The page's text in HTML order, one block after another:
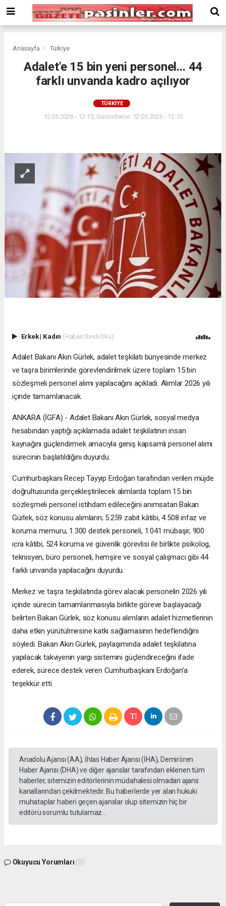
Bonusu
Veren
deneme
Veren
Siteler
Anasayfa Türkiye
Adalet'e 15 bin yeni personel... 44
farklı unvanda kadro açılıyor
TÜRKIYE
12.05.2026 - 12:15, Güncelleme: 12.05.2026 - 12:15
Erkek| Kadın (Haberi Sesli Oku)
Adalet Bakanı Akın Gürlek, adalet teşkilatı bünyesinde merkez
ve taşra birimlerinde görevlendirilmek üzere toplam 15 bin
sözleşmeli personel alımı yapılacağını açıkladı. Alımlar 2026 yılı
içinde tamamlanacak.
ANKARA (İGFA) - Adalet Bakanı Akın Gürlek, sosyal medya
hesabından yaptığı açıklamada adalet teşkilatının insan
kaynağını güçlendirmek amacıyla geniş kapsamlı personel alımı
sürecinin başlatıldığını duyurdu.
Cumhurbaşkanı Recep Tayyip Erdoğan tarafından verilen müjde
doğrultusunda gerçekleştirilecek alımlarda toplam 15 bin
sözleşmeli personel istihdam edileceğini anımsatan Bakan
Gürlek, söz konusu alımların; 5.259 zabıt kâtibi, 4.508 infaz ve
koruma memuru, 1.300 destek personeli, 1.041 mübaşir, 900
icra kâtibi, 524 koruma ve güvenlik görevlisi ile birlikte psikolog,
teknisyen, büro personeli, hemşire ve sosyal çalışmacı gibi 44
farklı unvanda yapılacağını duyurdu.
Merkez ve taşra teşkilatında görev alacak personelin 2026 yılı
içinde sürecin tamamlanmasıyla birlikte göreve başlayacağı
belirten Bakan Gürlek, söz konusu alımların adalet hizmetlerinin
daha etkin yürütülmesine katkı sağlamasının hedeflendiğini
söyledi. Bakan Akın Gürlek, paylaşımında adalet teşkilatına
yapılacak takviyenin yargı sistemini güçlendireceğini ifade
ederek, sürece destek veren Cumhurbaşkanı Erdoğan’a
teşekkür etti.
Anadolu Ajansı (AA), İhlas Haber Ajansı (İHA), Demirören
Haber Ajansı (DHA) ve diğer ajanslar tarafından eklenen tüm
haberler, sitemizin editörlerinin müdahalesi olmadan ajans
kanallarından çekilmektedir. Bu haberlerde yer alan hukuki
muhataplar haberi geçen ajanslar olup sitemizin hiç bir
editörü sorumlu tutulamaz...
Okuyucu Yorumları (0)